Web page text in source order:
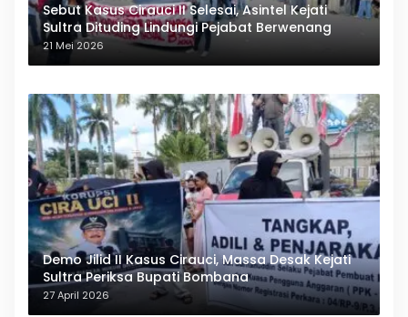
Sebut Kasus Cirauci II Selesai, Asintel Kejati
Sultra Dituding Lindungi Pejabat Berwenang
21 Mei 2026
Demo Jilid II Kasus Cirauci, Massa Desak Kejati
Sultra Periksa Bupati Bombana
27 April 2026